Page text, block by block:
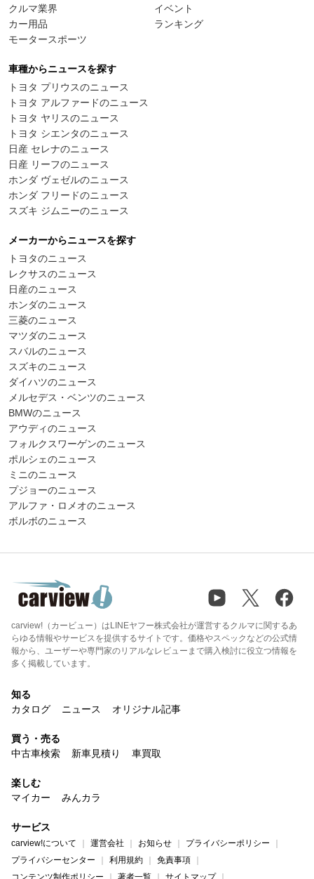
クルマ業界
カー用品
モータースポーツ
イベント
ランキング
車種からニュースを探す
トヨタ プリウスのニュース
トヨタ アルファードのニュース
トヨタ ヤリスのニュース
トヨタ シエンタのニュース
日産 セレナのニュース
日産 リーフのニュース
ホンダ ヴェゼルのニュース
ホンダ フリードのニュース
スズキ ジムニーのニュース
メーカーからニュースを探す
トヨタのニュース
レクサスのニュース
日産のニュース
ホンダのニュース
三菱のニュース
マツダのニュース
スバルのニュース
スズキのニュース
ダイハツのニュース
メルセデス・ベンツのニュース
BMWのニュース
アウディのニュース
フォルクスワーゲンのニュース
ポルシェのニュース
ミニのニュース
プジョーのニュース
アルファ・ロメオのニュース
ボルボのニュース
carview!（カービュー）はLINEヤフー株式会社が運営するクルマに関するあ
らゆる情報やサービスを提供するサイトです。価格やスペックなどの公式情
報から、ユーザーや専門家のリアルなレビューまで購入検討に役立つ情報を
多く掲載しています。
知る
カタログ
ニュース オリジナル記事
買う・売る
中古車検索
新車見積り 車買取
楽しむ
マイカー
みんカラ
サービス
carview!について 運営会社 お知らせ
プライバシーポリシー
プライバシーセンター
利用規約
免責事項
コンテンツ制作ポリシー
著者一覧 サイトマップ